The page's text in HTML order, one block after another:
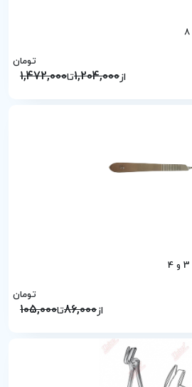
از1,204,000تا1,472,000
تومان
از86,000تا105,000
تومان